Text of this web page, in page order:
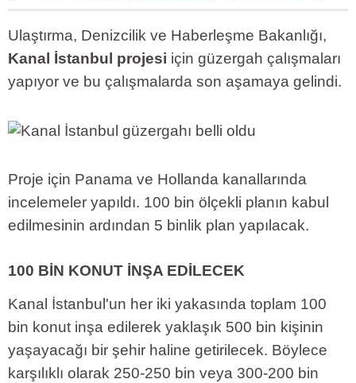
Ulaştırma, Denizcilik ve Haberleşme Bakanlığı,
Kanal İstanbul projesi için güzergah çalışmaları
yapıyor ve bu çalışmalarda son aşamaya gelindi.
Proje için Panama ve Hollanda kanallarında
incelemeler yapıldı. 100 bin ölçekli planın kabul
edilmesinin ardından 5 binlik plan yapılacak.
100 BİN KONUT İNŞA EDİLECEK
Kanal İstanbul'un her iki yakasında toplam 100
bin konut inşa edilerek yaklaşık 500 bin kişinin
yaşayacağı bir şehir haline getirilecek. Böylece
karşılıklı olarak 250-250 bin veya 300-200 bin